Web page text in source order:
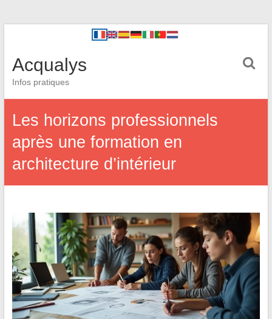
Acqualys
Infos pratiques
Les horizons professionnels
après une formation en
architecture d’intérieur